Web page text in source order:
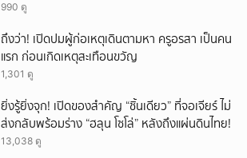
990 ดู
ถึงว่า! เปิดปมผู้ก่อเหตุเดินตามหา ครูอรสา เป็นคน
แรก ก่อนเกิดเหตุสะเทือนขวัญ
1,301 ดู
ยิ่งรู้ยิ่งจุก! เปิดของสำคัญ “ชิ้นเดียว” ที่จอเจียร์ ไม่
ส่งกลับพร้อมร่าง “ฮลุน โซโล่” หลังถึงแผ่นดินไทย!
13,038 ดู